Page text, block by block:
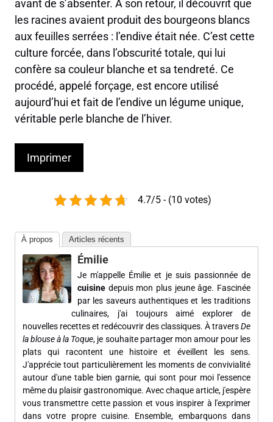
avant de s’absenter. À son retour, il découvrit que
les racines avaient produit des bourgeons blancs
aux feuilles serrées : l’endive était née. C’est cette
culture forcée, dans l’obscurité totale, qui lui
confère sa couleur blanche et sa tendreté. Ce
procédé, appelé forçage, est encore utilisé
aujourd’hui et fait de l’endive un légume unique,
véritable perle blanche de l’hiver.
Imprimer
4.7/5 - (10 votes)
À propos Articles récents
Émilie
Je m'appelle Émilie et je suis passionnée de
cuisine depuis mon plus jeune âge. Fascinée
par les saveurs authentiques et les traditions
culinaires, j'ai toujours aimé explorer de
nouvelles recettes et redécouvrir des classiques. À traversDe
la blouse à la Toque, je souhaite partager mon amour pour les
plats qui racontent une histoire et éveillent les sens.
J'apprécie tout particulièrement les moments de convivialité
autour d'une table bien garnie, qui sont pour moi l'essence
même du plaisir gastronomique. Avec chaque article, j'espère
vous transmettre cette passion et vous inspirer à l'exprimer
dans votre propre cuisine. Ensemble, embarquons dans